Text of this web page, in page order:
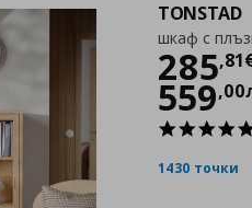
TONSTAD
шкаф с
285,81
559,00
1430 точки